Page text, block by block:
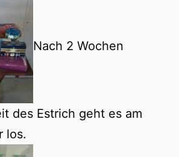
Nach 2 Wochen
des Estrich geht es am
los.